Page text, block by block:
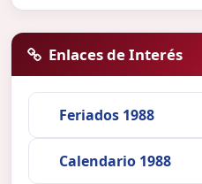
Enlaces de Interés
Feriados 1988
Calendario 1988